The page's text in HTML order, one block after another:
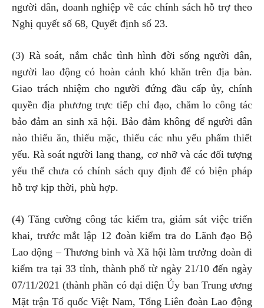
người dân, doanh nghiệp về các chính sách hỗ trợ theo
Nghị quyết số 68, Quyết định số 23.
(3) Rà soát, nắm chắc tình hình đời sống người dân,
người lao động có hoàn cảnh khó khăn trên địa bàn.
Giao trách nhiệm cho người đứng đầu cấp ủy, chính
quyền địa phương trực tiếp chỉ đạo, chăm lo công tác
bảo đảm an sinh xã hội. Bảo đảm không để người dân
nào thiếu ăn, thiếu mặc, thiếu các nhu yếu phẩm thiết
yếu. Rà soát người lang thang, cơ nhỡ và các đối tượng
yếu thế chưa có chính sách quy định để có biện pháp
hỗ trợ kịp thời, phù hợp.
(4) Tăng cường công tác kiểm tra, giám sát việc triển
khai, trước mắt lập 12 đoàn kiểm tra do Lãnh đạo Bộ
Lao động – Thương binh và Xã hội làm trưởng đoàn đi
kiểm tra tại 33 tỉnh, thành phố từ ngày 21/10 đến ngày
07/11/2021 (thành phần có đại diện Ủy ban Trung ương
Mặt trận Tổ quốc Việt Nam, Tổng Liên đoàn Lao động